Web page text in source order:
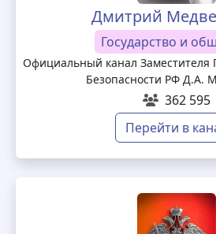
Дмитрий
Государство и
Официальный канал Заместителя
Безопасности РФ Д.А.
362 595
Перейти в